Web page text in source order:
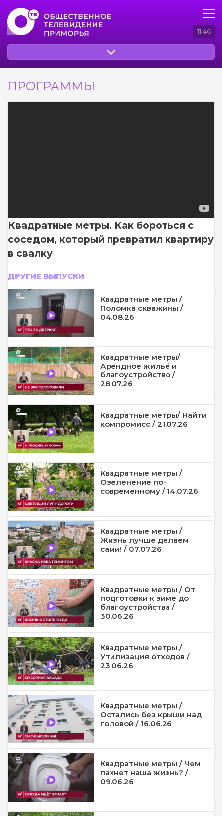
11:46
ПРОГРАММЫ
Квадратные метры. Как бороться с
соседом, который превратил квартиру
в свалку
ДРУГИЕ ВЫПУСКИ
Квадратные метры /
Поломка скважины /
04.08.26
Квадратные метры/
Арендное жильё и
благоустройство /
28.07.26
Квадратные метры/ Найти
компромисс / 21.07.26
Квадратные метры /
Озеленение по-
современному / 14.07.26
Квадратные метры /
Жизнь лучше делаем
сами! / 07.07.26
Квадратные метры / От
подготовки к зиме до
благоустройства /
30.06.26
Квадратные метры /
Утилизация отходов /
23.06.26
Квадратные метры /
Остались без крыши над
головой / 16.06.26
Квадратные метры / Чем
пахнет наша жизнь? /
09.06.26